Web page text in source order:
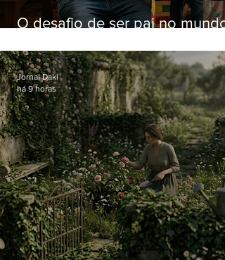
O desafio de ser pai no mundo
Jornal Daki
há 9 horas